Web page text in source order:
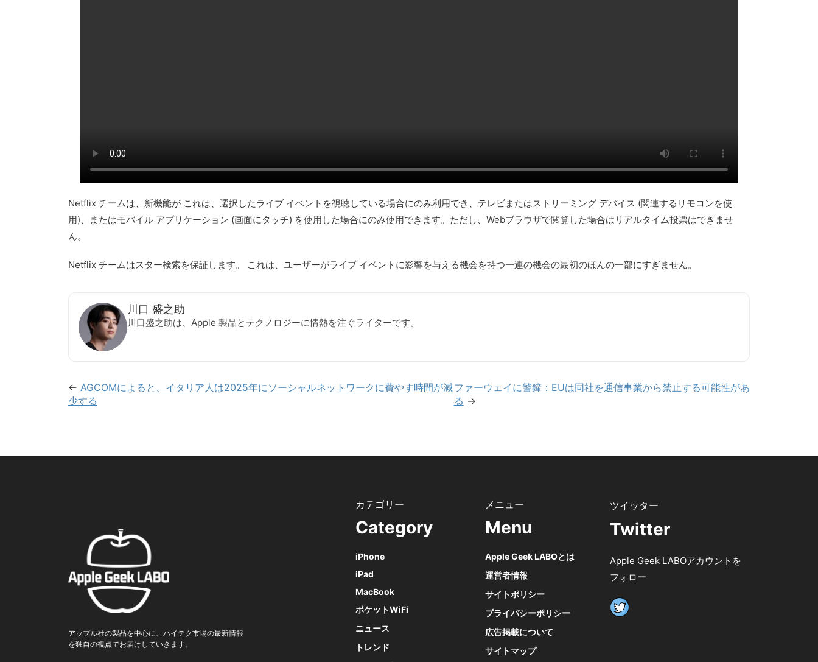
Netflix チームは、新機能が これは、選択したライブ イベントを視聴している場合にのみ利用でき、テレビまたはストリーミング デバイス (関連するリモコンを使
用)、またはモバイル アプリケーション (画面にタッチ) を使用した場合にのみ使用できます。ただし、Webブラウザで閲覧した場合はリアルタイム投票はできませ
ん。
Netflix チームはスター検索を保証します。 これは、ユーザーがライブ イベントに影響を与える機会を持つ一連の機会の最初のほんの一部にすぎません。
川口 盛之助
川口盛之助は、Apple 製品とテクノロジーに情熱を注ぐライターです。
← AGCOMによると、イタリア人は2025年にソーシャルネットワークに費やす時間が減
少する
ファーウェイに警鐘：EUは同社を通信事業から禁止する可能性があ
る →
アップル社の製品を中心に、ハイテク市場の最新情報
を独自の視点でお届けしていきます。
Category
iPhone
iPad
MacBook
ポケットWiFi
ニュース
トレンド
Menu
Apple Geek LABOとは
運営者情報
サイトポリシー
プライバシーポリシー
広告掲載について
サイトマップ
Twitter
Apple Geek LABOアカウントを
フォロー